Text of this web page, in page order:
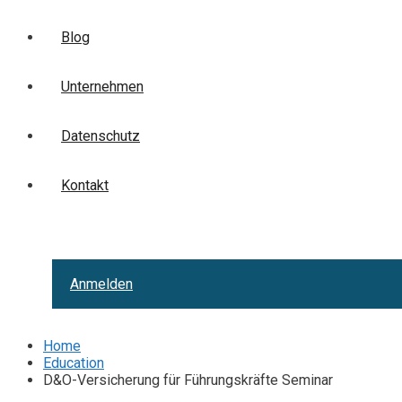
Blog
Unternehmen
Datenschutz
Kontakt
Anmelden
Home
Education
D&O-Versicherung für Führungskräfte Seminar